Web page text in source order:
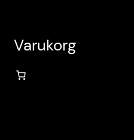
Varukorg